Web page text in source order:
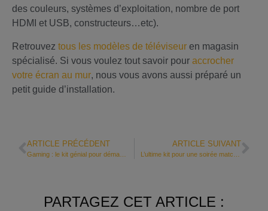
des couleurs, systèmes d’exploitation, nombre de port
HDMI et USB, constructeurs…etc).
Retrouvez tous les modèles de téléviseur en magasin
spécialisé. Si vous voulez tout savoir pour accrocher
votre écran au mur, nous vous avons aussi préparé un
petit guide d’installation.
ARTICLE PRÉCÉDENT ARTICLE SUIVANT
PARTAGEZ CET ARTICLE :